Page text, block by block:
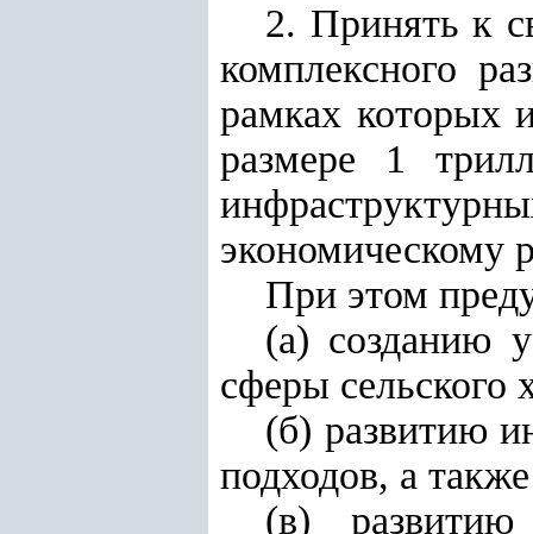
2. Принять к
комплексного
рамках которых
размере 1
экономическому
При этом
(а) созданию
сферы сельского
(б) развитию
подходов, а
(в)